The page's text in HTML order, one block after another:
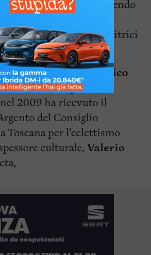
mondi diversi, garantendo
la varietà dei generi
delle case editrici
il livorneseFederico
, musicista, pittore e
2009 ha ricevuto il
del Consiglio
Toscana per l’eclettismo
culturale,Valerio